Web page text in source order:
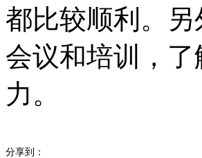
都比较顺利。
会议和培训，
力。
分享到：